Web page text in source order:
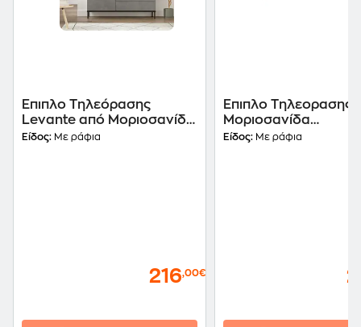
Έπιπλο Τηλεόρασης
Levante από Μοριοσανίδα
120x35.5x46.4cm - Γκρι
Είδος: Με ράφια
216,00€
Έπιπλο Τηλεορασης
Μοριοσανίδα
160x35.3x45cm -
Είδος: Με ράφια